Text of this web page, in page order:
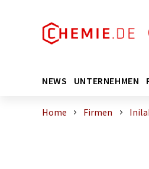
NEWS UNTERNEHMEN
Home Firmen